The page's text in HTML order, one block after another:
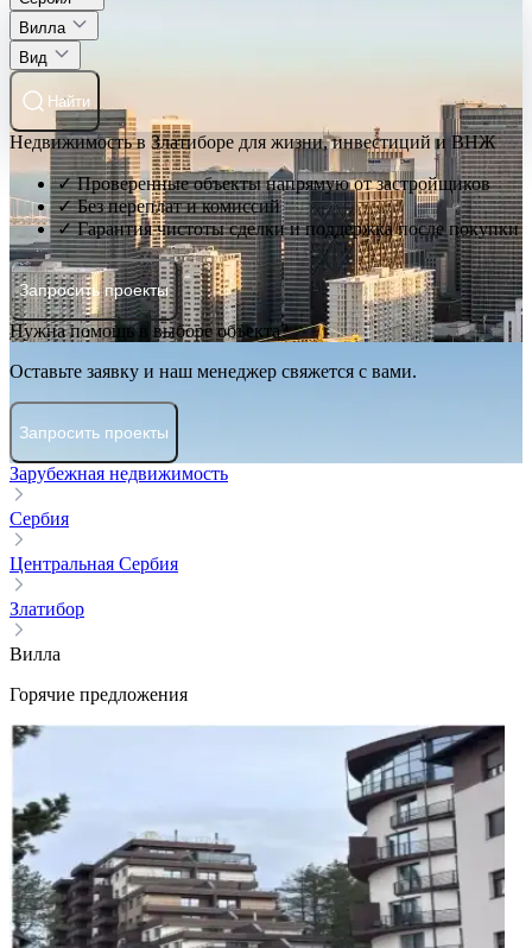
Вилла
Вид
Найти
Недвижимость в Златиборе для жизни, инвестиций и ВНЖ
✓ Проверенные объекты напрямую от застройщиков
✓ Без переплат и комиссий
✓ Гарантия чистоты сделки и поддержка после покупки
Запросить проекты
Нужна помощь в выборе объекта?
Оставьте заявку и наш менеджер свяжется с вами.
Запросить проекты
Зарубежная недвижимость
Сербия
Центральная Сербия
Златибор
Вилла
Горячие предложения